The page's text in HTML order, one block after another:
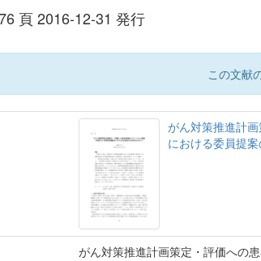
頁 2016-12-31 発行
この文献
がん対策推進計
における委員提
がん対策推進計画策定・評価への